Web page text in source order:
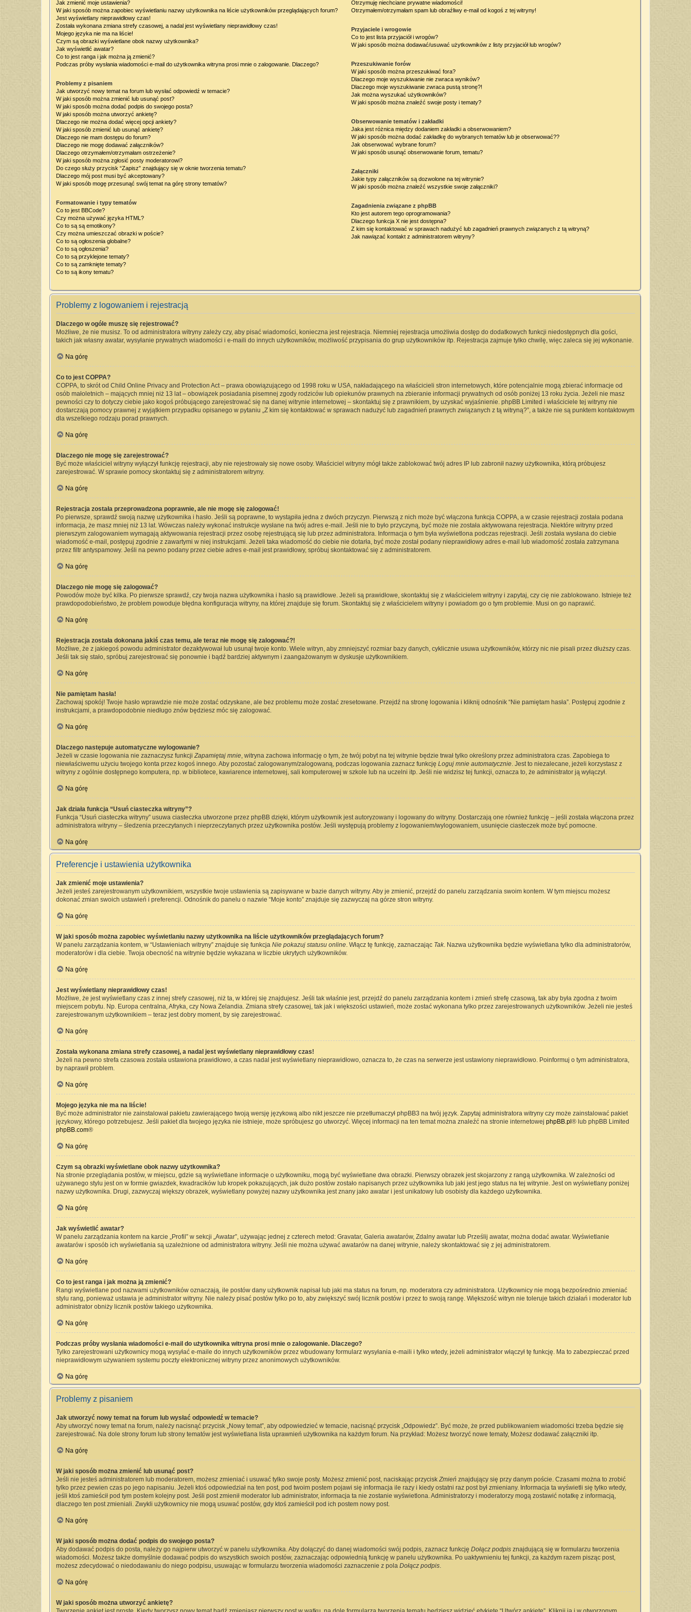
Jak zmienić moje ustawienia?
W jaki sposób można zapobiec wyświetlaniu nazwy użytkownika na liście użytkowników przeglądających forum?
Jest wyświetlany nieprawidłowy czas!
Została wykonana zmiana strefy czasowej, a nadal jest wyświetlany nieprawidłowy czas!
Mojego języka nie ma na liście!
Czym są obrazki wyświetlane obok nazwy użytkownika?
Jak wyświetlić awatar?
Co to jest ranga i jak można ją zmienić?
Podczas próby wysłania wiadomości e-mail do użytkownika witryna prosi mnie o zalogowanie. Dlaczego?
Problemy z pisaniem
Jak utworzyć nowy temat na forum lub wysłać odpowiedź w temacie?
W jaki sposób można zmienić lub usunąć post?
W jaki sposób można dodać podpis do swojego posta?
W jaki sposób można utworzyć ankietę?
Dlaczego nie można dodać więcej opcji ankiety?
W jaki sposób zmienić lub usunąć ankietę?
Dlaczego nie mam dostępu do forum?
Dlaczego nie mogę dodawać załączników?
Dlaczego otrzymałem/otrzymałam ostrzeżenie?
W jaki sposób można zgłosić posty moderatorowi?
Do czego służy przycisk “Zapisz” znajdujący się w oknie tworzenia tematu?
Dlaczego mój post musi być akceptowany?
W jaki sposób mogę przesunąć swój temat na górę strony tematów?
Formatowanie i typy tematów
Co to jest BBCode?
Czy można używać języka HTML?
Co to są są emotikony?
Czy można umieszczać obrazki w poście?
Co to są ogłoszenia globalne?
Co to są ogłoszenia?
Co to są przyklejone tematy?
Co to są zamknięte tematy?
Co to są ikony tematu?
Otrzymuję niechciane prywatne wiadomości!
Otrzymałem/otrzymałam spam lub obraźliwy e-mail od kogoś z tej witryny!
Przyjaciele i wrogowie
Co to jest lista przyjaciół i wrogów?
W jaki sposób można dodawać/usuwać użytkowników z listy przyjaciół lub wrogów?
Przeszukiwanie forów
W jaki sposób można przeszukiwać fora?
Dlaczego moje wyszukiwanie nie zwraca wyników?
Dlaczego moje wyszukiwanie zwraca pustą stronę?!
Jak można wyszukać użytkowników?
W jaki sposób można znaleźć swoje posty i tematy?
Obserwowanie tematów i zakładki
Jaka jest różnica między dodaniem zakładki a obserwowaniem?
W jaki sposób można dodać zakładkę do wybranych tematów lub je obserwować??
Jak obserwować wybrane forum?
W jaki sposób usunąć obserwowanie forum, tematu?
Załączniki
Jakie typy załączników są dozwolone na tej witrynie?
W jaki sposób można znaleźć wszystkie swoje załączniki?
Zagadnienia związane z phpBB
Kto jest autorem tego oprogramowania?
Dlaczego funkcja X nie jest dostępna?
Z kim się kontaktować w sprawach nadużyć lub zagadnień prawnych związanych z tą witryną?
Jak nawiązać kontakt z administratorem witryny?
Problemy z logowaniem i rejestracją
Dlaczego w ogóle muszę się rejestrować?
Możliwe, że nie musisz. To od administratora witryny zależy czy, aby pisać wiadomości, konieczna jest rejestracja. Niemniej rejestracja umożliwia dostęp do dodatkowych funkcji niedostępnych dla gości,
takich jak własny awatar, wysyłanie prywatnych wiadomości i e-maili do innych użytkowników, możliwość przypisania do grup użytkowników itp. Rejestracja zajmuje tylko chwilę, więc zaleca się jej wykonanie.
Na górę
Co to jest COPPA?
COPPA, to skrót od Child Online Privacy and Protection Act – prawa obowiązującego od 1998 roku w USA, nakładającego na właścicieli stron internetowych, które potencjalnie mogą zbierać informacje od
osób małoletnich – mających mniej niż 13 lat – obowiązek posiadania pisemnej zgody rodziców lub opiekunów prawnych na zbieranie informacji prywatnych od osób poniżej 13 roku życia. Jeżeli nie masz
pewności czy to dotyczy ciebie jako kogoś próbującego zarejestrować się na danej witrynie internetowej – skontaktuj się z prawnikiem, by uzyskać wyjaśnienie. phpBB Limited i właściciele tej witryny nie
dostarczają pomocy prawnej z wyjątkiem przypadku opisanego w pytaniu „Z kim się kontaktować w sprawach nadużyć lub zagadnień prawnych związanych z tą witryną?”, a także nie są punktem kontaktowym
dla wszelkiego rodzaju porad prawnych.
Na górę
Dlaczego nie mogę się zarejestrować?
Być może właściciel witryny wyłączył funkcję rejestracji, aby nie rejestrowały się nowe osoby. Właściciel witryny mógł także zablokować twój adres IP lub zabronił nazwy użytkownika, którą próbujesz
zarejestrować. W sprawie pomocy skontaktuj się z administratorem witryny.
Na górę
Rejestracja została przeprowadzona poprawnie, ale nie mogę się zalogować!
Po pierwsze, sprawdź swoją nazwę użytkownika i hasło. Jeśli są poprawne, to wystąpiła jedna z dwóch przyczyn. Pierwszą z nich może być włączona funkcja COPPA, a w czasie rejestracji została podana
informacja, że masz mniej niż 13 lat. Wówczas należy wykonać instrukcje wysłane na twój adres e-mail. Jeśli nie to było przyczyną, być może nie została aktywowana rejestracja. Niektóre witryny przed
pierwszym zalogowaniem wymagają aktywowania rejestracji przez osobę rejestrującą się lub przez administratora. Informacja o tym była wyświetlona podczas rejestracji. Jeśli została wysłana do ciebie
wiadomość e-mail, postępuj zgodnie z zawartymi w niej instrukcjami. Jeżeli taka wiadomość do ciebie nie dotarła, być może został podany nieprawidłowy adres e-mail lub wiadomość została zatrzymana
przez filtr antyspamowy. Jeśli na pewno podany przez ciebie adres e-mail jest prawidłowy, spróbuj skontaktować się z administratorem.
Na górę
Dlaczego nie mogę się zalogować?
Powodów może być kilka. Po pierwsze sprawdź, czy twoja nazwa użytkownika i hasło są prawidłowe. Jeżeli są prawidłowe, skontaktuj się z właścicielem witryny i zapytaj, czy cię nie zablokowano. Istnieje też
prawdopodobieństwo, że problem powoduje błędna konfiguracja witryny, na której znajduje się forum. Skontaktuj się z właścicielem witryny i powiadom go o tym problemie. Musi on go naprawić.
Na górę
Rejestracja została dokonana jakiś czas temu, ale teraz nie mogę się zalogować?!
Możliwe, że z jakiegoś powodu administrator dezaktywował lub usunął twoje konto. Wiele witryn, aby zmniejszyć rozmiar bazy danych, cyklicznie usuwa użytkowników, którzy nic nie pisali przez dłuższy czas.
Jeśli tak się stało, spróbuj zarejestrować się ponownie i bądź bardziej aktywnym i zaangażowanym w dyskusje użytkownikiem.
Na górę
Nie pamiętam hasła!
Zachowaj spokój! Twoje hasło wprawdzie nie może zostać odzyskane, ale bez problemu może zostać zresetowane. Przejdź na stronę logowania i kliknij odnośnik “Nie pamiętam hasła”. Postępuj zgodnie z
instrukcjami, a prawdopodobnie niedługo znów będziesz móc się zalogować.
Na górę
Dlaczego następuje automatyczne wylogowanie?
Jeżeli w czasie logowania nie zaznaczysz funkcjiZapamiętaj mnie, witryna zachowa informację o tym, że twój pobyt na tej witrynie będzie trwał tylko określony przez administratora czas. Zapobiega to
niewłaściwemu użyciu twojego konta przez kogoś innego. Aby pozostać zalogowanym/zalogowaną, podczas logowania zaznacz funkcję Loguj mnie automatycznie. Jest to niezalecane, jeżeli korzystasz z
witryny z ogólnie dostępnego komputera, np. w bibliotece, kawiarence internetowej, sali komputerowej w szkole lub na uczelni itp. Jeśli nie widzisz tej funkcji, oznacza to, że administrator ją wyłączył.
Na górę
Jak działa funkcja “Usuń ciasteczka witryny”?
Funkcja “Usuń ciasteczka witryny” usuwa ciasteczka utworzone przez phpBB dzięki, którym użytkownik jest autoryzowany i logowany do witryny. Dostarczają one również funkcję – jeśli została włączona przez
administratora witryny – śledzenia przeczytanych i nieprzeczytanych przez użytkownika postów. Jeśli występują problemy z logowaniem/wylogowaniem, usunięcie ciasteczek może być pomocne.
Na górę
Preferencje i ustawienia użytkownika
Jak zmienić moje ustawienia?
Jeżeli jesteś zarejestrowanym użytkownikiem, wszystkie twoje ustawienia są zapisywane w bazie danych witryny. Aby je zmienić, przejdź do panelu zarządzania swoim kontem. W tym miejscu możesz
dokonać zmian swoich ustawień i preferencji. Odnośnik do panelu o nazwie “Moje konto” znajduje się zazwyczaj na górze stron witryny.
Na górę
W jaki sposób można zapobiec wyświetlaniu nazwy użytkownika na liście użytkowników przeglądających forum?
W panelu zarządzania kontem, w “Ustawieniach witryny” znajduje się funkcja Nie pokazuj statusu online. Włącz tę funkcję, zaznaczając Tak. Nazwa użytkownika będzie wyświetlana tylko dla administratorów,
moderatorów i dla ciebie. Twoja obecność na witrynie będzie wykazana w liczbie ukrytych użytkowników.
Na górę
Jest wyświetlany nieprawidłowy czas!
Możliwe, że jest wyświetlany czas z innej strefy czasowej, niż ta, w której się znajdujesz. Jeśli tak właśnie jest, przejdź do panelu zarządzania kontem i zmień strefę czasową, tak aby była zgodna z twoim
miejscem pobytu. Np. Europa centralna, Afryka, czy Nowa Zelandia. Zmiana strefy czasowej, tak jak i większości ustawień, może zostać wykonana tylko przez zarejestrowanych użytkowników. Jeżeli nie jesteś
zarejestrowanym użytkownikiem – teraz jest dobry moment, by się zarejestrować.
Na górę
Została wykonana zmiana strefy czasowej, a nadal jest wyświetlany nieprawidłowy czas!
Jeżeli na pewno strefa czasowa została ustawiona prawidłowo, a czas nadal jest wyświetlany nieprawidłowo, oznacza to, że czas na serwerze jest ustawiony nieprawidłowo. Poinformuj o tym administratora,
by naprawił problem.
Na górę
Mojego języka nie ma na liście!
Być może administrator nie zainstalował pakietu zawierającego twoją wersję językową albo nikt jeszcze nie przetłumaczył phpBB3 na twój język. Zapytaj administratora witryny czy może zainstalować pakiet
językowy, którego potrzebujesz. Jeśli pakiet dla twojego języka nie istnieje, może spróbujesz go utworzyć. Więcej informacji na ten temat można znaleźć na stronie internetowej phpBB.pl ® lub phpBB Limited
phpBB.com®
Na górę
Czym są obrazki wyświetlane obok nazwy użytkownika?
Na stronie przeglądania postów, w miejscu, gdzie są wyświetlane informacje o użytkowniku, mogą być wyświetlane dwa obrazki. Pierwszy obrazek jest skojarzony z rangą użytkownika. W zależności od
używanego stylu jest on w formie gwiazdek, kwadracików lub kropek pokazujących, jak dużo postów zostało napisanych przez użytkownika lub jaki jest jego status na tej witrynie. Jest on wyświetlany poniżej
nazwy użytkownika. Drugi, zazwyczaj większy obrazek, wyświetlany powyżej nazwy użytkownika jest znany jako awatar i jest unikatowy lub osobisty dla każdego użytkownika.
Na górę
Jak wyświetlić awatar?
W panelu zarządzania kontem na karcie „Profil” w sekcji „Awatar”, używając jednej z czterech metod: Gravatar, Galeria awatarów, Zdalny awatar lub Prześlij awatar, można dodać awatar. Wyświetlanie
awatarów i sposób ich wyświetlania są uzależnione od administratora witryny. Jeśli nie można używać awatarów na danej witrynie, należy skontaktować się z jej administratorem.
Na górę
Co to jest ranga i jak można ją zmienić?
Rangi wyświetlane pod nazwami użytkowników oznaczają, ile postów dany użytkownik napisał lub jaki ma status na forum, np. moderatora czy administratora. Użytkownicy nie mogą bezpośrednio zmieniać
stylu rang, ponieważ ustawia je administrator witryny. Nie należy pisać postów tylko po to, aby zwiększyć swój licznik postów i przez to swoją rangę. Większość witryn nie toleruje takich działań i moderator lub
administrator obniży licznik postów takiego użytkownika.
Na górę
Podczas próby wysłania wiadomości e-mail do użytkownika witryna prosi mnie o zalogowanie. Dlaczego?
Tylko zarejestrowani użytkownicy mogą wysyłać e-maile do innych użytkowników przez wbudowany formularz wysyłania e-maili i tylko wtedy, jeżeli administrator włączył tę funkcję. Ma to zabezpieczać przed
nieprawidłowym używaniem systemu poczty elektronicznej witryny przez anonimowych użytkowników.
Na górę
Problemy z pisaniem
Jak utworzyć nowy temat na forum lub wysłać odpowiedź w temacie?
Aby utworzyć nowy temat na forum, należy nacisnąć przycisk „Nowy temat”, aby odpowiedzieć w temacie, nacisnąć przycisk „Odpowiedz”. Być może, że przed publikowaniem wiadomości trzeba będzie się
zarejestrować. Na dole strony forum lub strony tematów jest wyświetlana lista uprawnień użytkownika na każdym forum. Na przykład: Możesz tworzyć nowe tematy, Możesz dodawać załączniki itp.
Na górę
W jaki sposób można zmienić lub usunąć post?
Jeśli nie jesteś administratorem lub moderatorem, możesz zmieniać i usuwać tylko swoje posty. Możesz zmienić post, naciskając przyciskZmień znajdujący się przy danym poście. Czasami można to zrobić
tylko przez pewien czas po jego napisaniu. Jeżeli ktoś odpowiedział na ten post, pod twoim postem pojawi się informacja ile razy i kiedy ostatni raz post był zmieniany. Informacja ta wyświetli się tylko wtedy,
jeśli ktoś zamieścił pod tym postem kolejny post. Jeśli post zmienił moderator lub administrator, informacja ta nie zostanie wyświetlona. Administratorzy i moderatorzy mogą zostawić notatkę z informacją,
dlaczego ten post zmieniali. Zwykli użytkownicy nie mogą usuwać postów, gdy ktoś zamieścił pod ich postem nowy post.
Na górę
W jaki sposób można dodać podpis do swojego posta?
Aby dodawać podpis do posta, należy go najpierw utworzyć w panelu użytkownika. Aby dołączyć do danej wiadomości swój podpis, zaznacz funkcję Dołącz podpis znajdującą się w formularzu tworzenia
wiadomości. Możesz także domyślnie dodawać podpis do wszystkich swoich postów, zaznaczając odpowiednią funkcję w panelu użytkownika. Po uaktywnieniu tej funkcji, za każdym razem pisząc post,
możesz zdecydować o niedodawaniu do niego podpisu, usuwając w formularzu tworzenia wiadomości zaznaczenie z pola Dołącz podpis.
Na górę
W jaki sposób można utworzyć ankietę?